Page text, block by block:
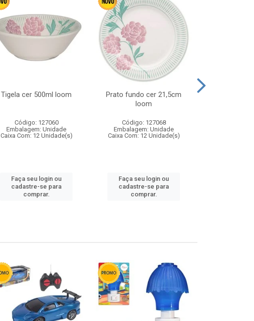
Tigela cer 500ml loom
Código: 127060
Embalagem: Unidade
Caixa Com: 12 Unidade(s)
Faça seu login ou
cadastre-se para
comprar.
Prato fundo cer 21,5cm
loom
Código: 127068
Embalagem: Unidade
Caixa Com: 12 Unidade(s)
Faça seu login ou
cadastre-se para
comprar.